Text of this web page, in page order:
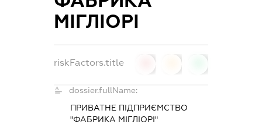
МІГЛІОРІ
riskFactors.title
dossier.fullName:
ПРИВАТНЕ ПІДПРИЄМСТВО
"ФАБРИКА МІГЛІОРІ"